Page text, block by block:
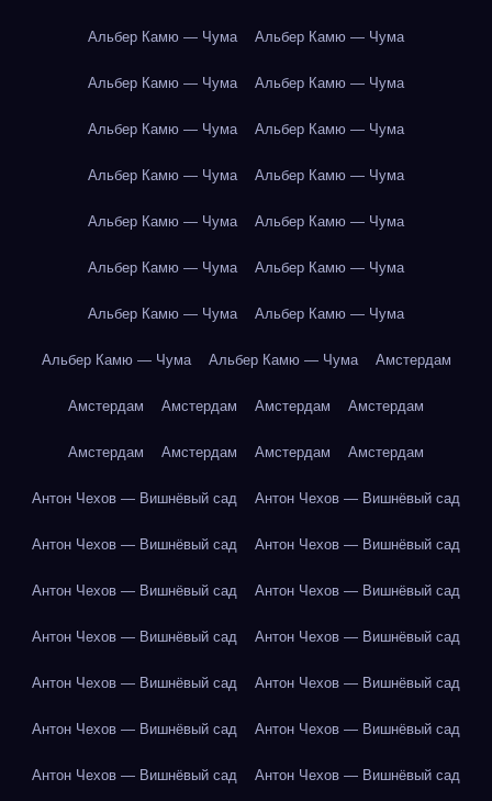
Альбер Камю — Чума Альбер Камю — Чума
Альбер Камю — Чума Альбер Камю — Чума
Альбер Камю — Чума Альбер Камю — Чума
Альбер Камю — Чума Альбер Камю — Чума
Альбер Камю — Чума Альбер Камю — Чума
Альбер Камю — Чума Альбер Камю — Чума
Альбер Камю — Чума Альбер Камю — Чума
Альбер Камю — Чума Альбер Камю — Чума Амстердам
Амстердам Амстердам Амстердам Амстердам
Амстердам Амстердам Амстердам Амстердам
Антон Чехов — Вишнёвый сад Антон Чехов — Вишнёвый сад
Антон Чехов — Вишнёвый сад Антон Чехов — Вишнёвый сад
Антон Чехов — Вишнёвый сад Антон Чехов — Вишнёвый сад
Антон Чехов — Вишнёвый сад Антон Чехов — Вишнёвый сад
Антон Чехов — Вишнёвый сад Антон Чехов — Вишнёвый сад
Антон Чехов — Вишнёвый сад Антон Чехов — Вишнёвый сад
Антон Чехов — Вишнёвый сад Антон Чехов — Вишнёвый сад